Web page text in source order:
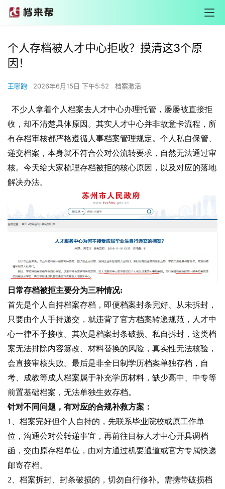
个人存档被人才中心拒收？摸清这3个原
因！
王哪跑 2026年6月15日 下午5:52 档案激活
不少人拿着个人档案去人才中心办理托管，屡屡被直接拒
收，却不清楚具体原因。其实人才中心并非故意卡流程，所
有存档审核都严格遵循人事档案管理规定。个人私自保管、
递交档案，本身就不符合公对公流转要求，自然无法通过审
核。今天给大家梳理存档被拒的核心原因，以及对应的落地
解决办法。
日常存档被拒主要分为三种情况:
首先是个人自持档案存档，即便档案封条完好、从未拆封，
只要由个人手持递交，就违背了官方档案转递规范，人才中
心一律不予接收。其次是档案封条破损、私自拆封，这类档
案无法排除内容篡改、材料替换的风险，真实性无法核验，
会直接审核失败。最后是非全日制学历档案单独存档，自
考、成教等成人档案属于补充学历材料，缺少高中、中专等
前置基础档案，无法单独生效存档。
针对不同问题，有对应的合规补救方案：
1、档案完好但个人自持的，先联系毕业院校或原工作单
位，沟通公对公转递事宜，再前往目标人才中心开具调档
函，交由原存档单位，由对方通过机要通道或官方专属快递
邮寄存档。
2、档案拆封、封条破损的，切勿自行修补。需携带破损档